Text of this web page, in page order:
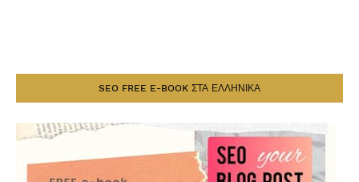
SEO FREE E-BOOK ΣΤΑ ΕΛΛΗΝΙΚΑ